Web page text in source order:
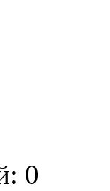
0